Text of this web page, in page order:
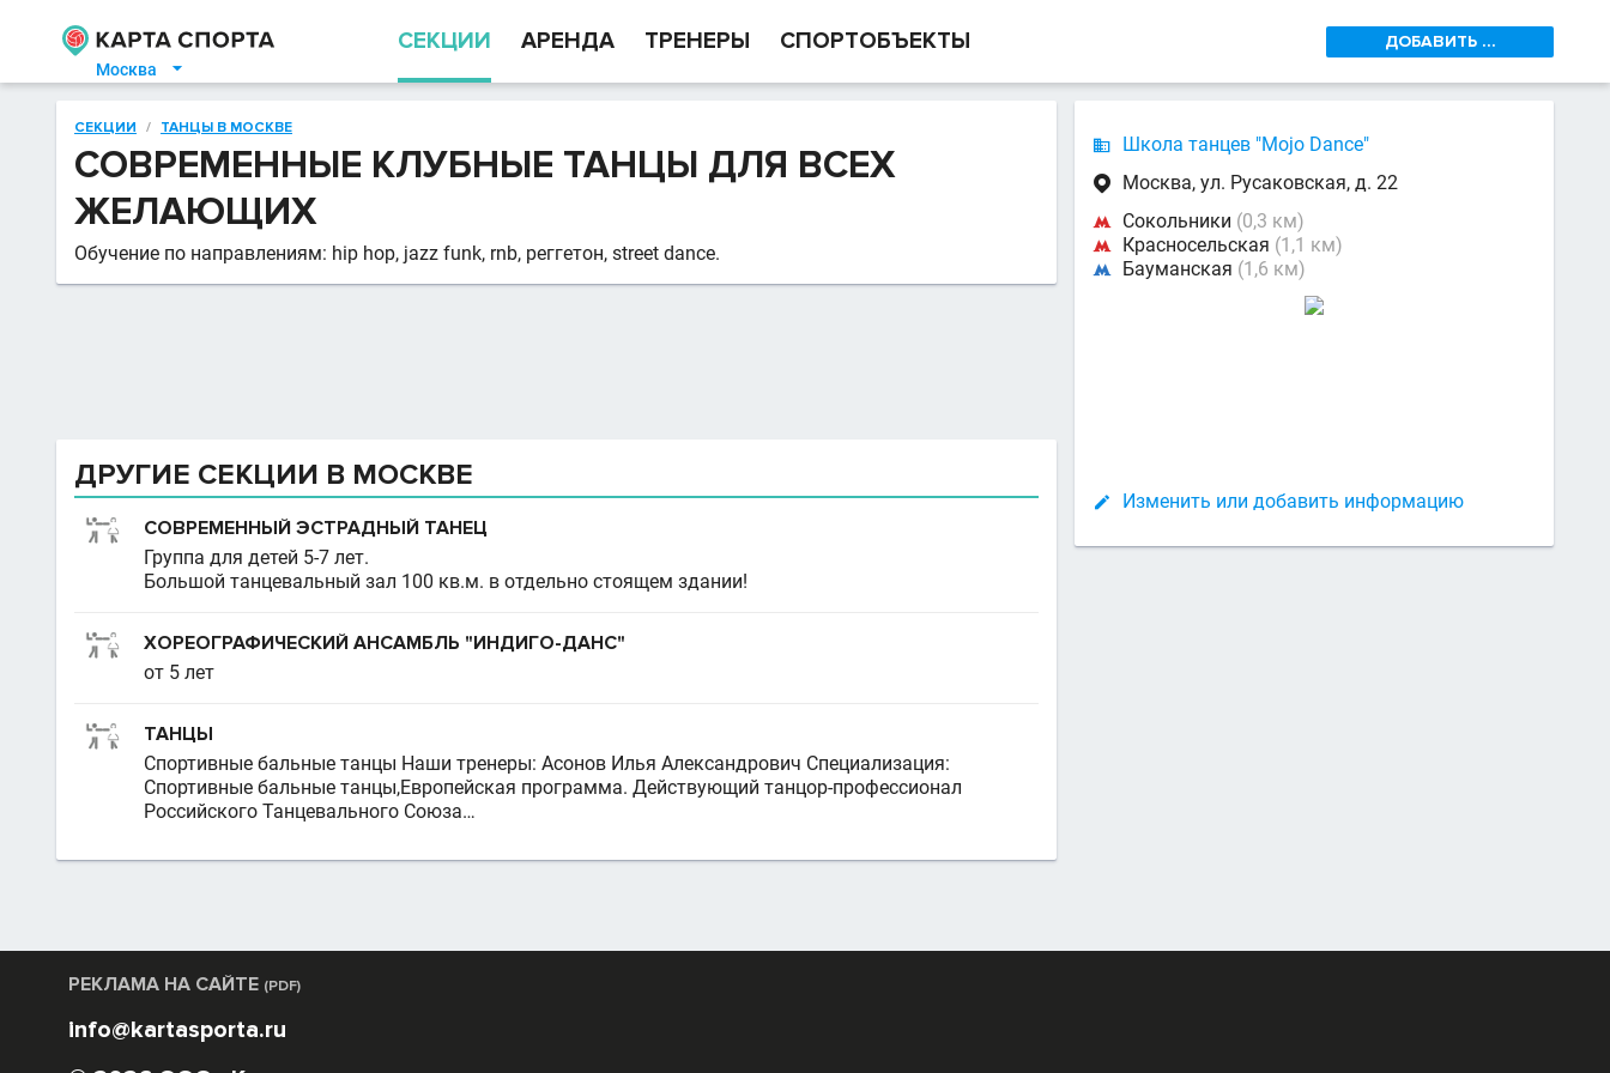
Москва 
СЕКЦИИ АРЕНДА ТРЕНЕРЫ СПОРТОБЪЕКТЫ ДОБАВИТЬ ...
СЕКЦИИ / ТАНЦЫ В МОСКВЕ
СОВРЕМЕННЫЕ КЛУБНЫЕ ТАНЦЫ ДЛЯ ВСЕХ
ЖЕЛАЮЩИХ
Обучение по направлениям: hip hop, jazz funk, rnb, реггетон, street dance.
ДРУГИЕ СЕКЦИИ В МОСКВЕ
СОВРЕМЕННЫЙ ЭСТРАДНЫЙ ТАНЕЦ
Группа для детей 5-7 лет.
Большой танцевальный зал 100 кв.м. в отдельно стоящем здании!
ХОРЕОГРАФИЧЕСКИЙ АНСАМБЛЬ "ИНДИГО-ДАНС"
от 5 лет
ТАНЦЫ
Спортивные бальные танцы Наши тренеры: Асонов Илья Александрович Специализация:
Спортивные бальные танцы,Европейская программа. Действующий танцор-профессионал
Российского Танцевального Союза…
 Школа танцев "Mojo Dance"
 Москва, ул. Русаковская, д. 22
 Сокольники (0,3 км)
 Красносельская (1,1 км)
 Бауманская (1,6 км)
 Изменить или добавить информацию
РЕКЛАМА НА САЙТЕ (PDF)
info@kartasporta.ru